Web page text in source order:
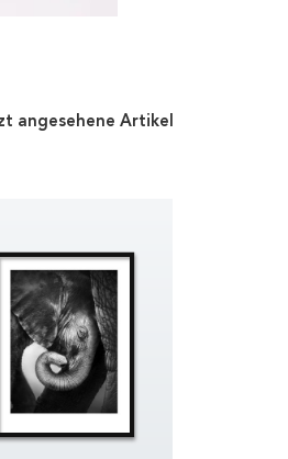
angesehene Artikel